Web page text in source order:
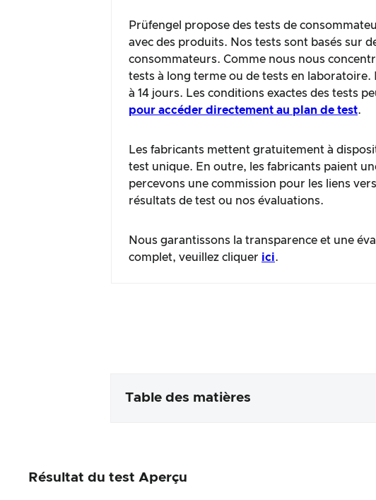
Prüfengel propose des tests de
avec des produits. Nos tests sont basés sur
consommateurs. Comme nous nous
tests à long terme ou de tests en laboratoire.
à 14 jours. Les conditions exactes des tests
pour accéder directement au plan de test.
Les fabricants mettent gratuitement à
test unique. En outre, les fabricants paient
percevons une commission pour les liens
résultats de test ou nos évaluations.
Nous garantissons la transparence et une
complet, veuillez cliquer ici.
Table des matières
Traitement des produits & apparence
Résultat du test Aperçu